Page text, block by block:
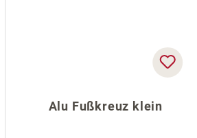
Alu Fußkreuz klein